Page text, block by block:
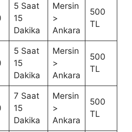
5 Saat
15
Dakika
Mersin
>
Ankara
500
TL
5 Saat
15
Dakika
Mersin
>
Ankara
500
TL
7 Saat
15
Dakika
Mersin
>
Ankara
500
TL